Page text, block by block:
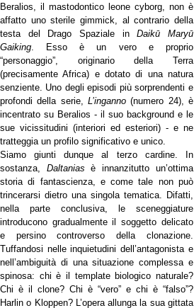
Beralios, il mastodontico leone cyborg, non è
affatto uno sterile gimmick, al contrario della
testa del Drago Spaziale inDaikū Maryū
Gaiking . Esso è un vero e proprio
“personaggio”, originario della Terra
(precisamente Africa) e dotato di una natura
senziente. Uno degli episodi più sorprendenti e
profondi della serie, L’inganno(numero 24), è
incentrato su Beralios - il suo background e le
sue vicissitudini (interiori ed esteriori) - e ne
tratteggia un profilo significativo e unico.
Siamo giunti dunque al terzo cardine. In
sostanza, Daltanias è innanzitutto un’ottima
storia di fantascienza, e come tale non può
trincerarsi dietro una singola tematica. Difatti,
nella parte conclusiva, le sceneggiature
introducono gradualmente il soggetto delicato
e persino controverso della clonazione.
Tuffandosi nelle inquietudini dell’antagonista e
nell’ambiguità di una situazione complessa e
spinosa: chi è il template biologico naturale?
Chi è il clone? Chi è “vero” e chi è “falso”?
Harlin o Kloppen? L’opera allunga la sua gittata